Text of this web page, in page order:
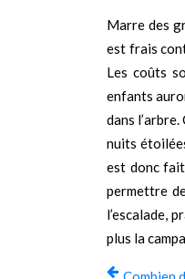
Marre des
est frais
Les coûts
enfants
dans
nuits
est donc
permettre
l’escalade,
plus la